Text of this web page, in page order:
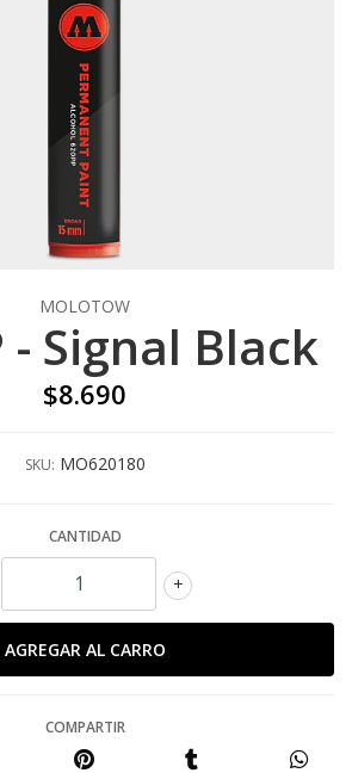
MOLOTOW
- Signal Black
$8.690
SKU: MO620180
CANTIDAD
+
COMPARTIR